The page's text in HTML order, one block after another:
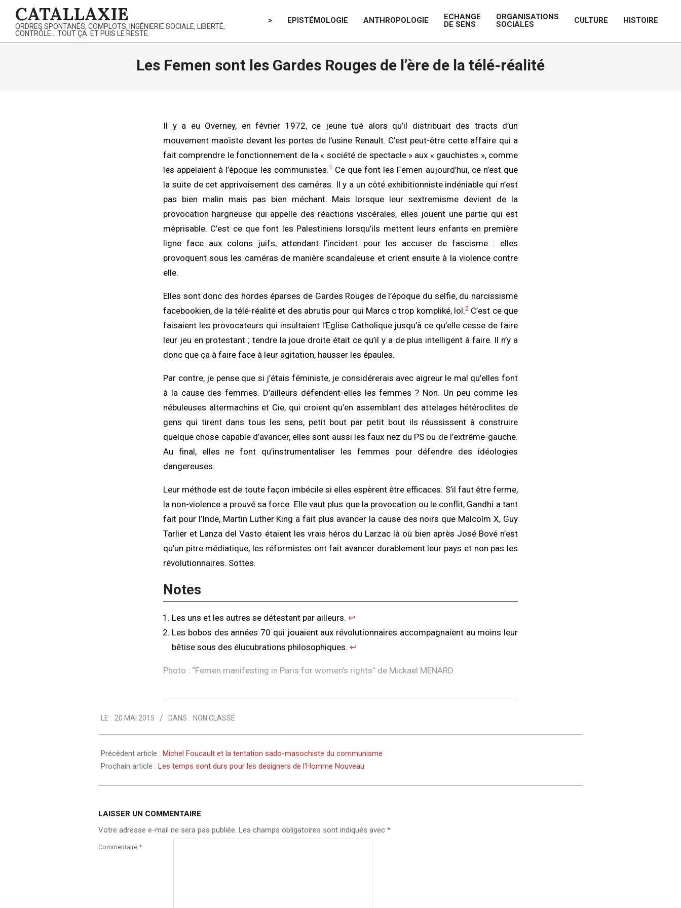
content
CATALLAXIE
ORDRES SPONTANÉS, COMPLOTS, INGÉNIERIE SOCIALE, LIBERTÉ,
CONTRÔLE… TOUT ÇA. ET PUIS LE RESTE.
> EPISTÉMOLOGIE ANTHROPOLOGIE
ECHANGE
DE SENS
ORGANISATIONS
SOCIALES
CULTURE HISTOIRE
Les Femen sont les Gardes Rouges de l’ère de la télé-réalité
Il y a eu Overney, en février 1972, ce jeune tué alors qu’il distribuait des tracts d’un
mouvement maoïste devant les portes de l’usine Renault. C’est peut-être cette affaire qui a
fait comprendre le fonctionnement de la « société de spectacle » aux « gauchistes », comme
les appelaient à l’époque les communistes.1 Ce que font les Femen aujourd’hui, ce n’est que
la suite de cet apprivoisement des caméras. Il y a un côté exhibitionniste indéniable qui n’est
pas bien malin mais pas bien méchant. Mais lorsque leur sextremisme devient de la
provocation hargneuse qui appelle des réactions viscérales, elles jouent une partie qui est
méprisable. C’est ce que font les Palestiniens lorsqu’ils mettent leurs enfants en première
ligne face aux colons juifs, attendant l’incident pour les accuser de fascisme : elles
provoquent sous les caméras de manière scandaleuse et crient ensuite à la violence contre
elle.
Elles sont donc des hordes éparses de Gardes Rouges de l’époque du selfie, du narcissisme
facebookien, de la télé-réalité et des abrutis pour qui Marcs c trop kompliké, lol.2 C’est ce que
faisaient les provocateurs qui insultaient l’Eglise Catholique jusqu’à ce qu’elle cesse de faire
leur jeu en protestant ; tendre la joue droite était ce qu’il y a de plus intelligent à faire. Il n’y a
donc que ça à faire face à leur agitation, hausser les épaules.
Par contre, je pense que si j’étais féministe, je considérerais avec aigreur le mal qu’elles font
à la cause des femmes. D’ailleurs défendent-elles les femmes ? Non. Un peu comme les
nébuleuses altermachins et Cie, qui croient qu’en assemblant des attelages hétéroclites de
gens qui tirent dans tous les sens, petit bout par petit bout ils réussissent à construire
quelque chose capable d’avancer, elles sont aussi les faux nez du PS ou de l’extrême-gauche.
Au final, elles ne font qu’instrumentaliser les femmes pour défendre des idéologies
dangereuses.
Leur méthode est de toute façon imbécile si elles espèrent être efficaces. S’il faut être ferme,
la non-violence a prouvé sa force. Elle vaut plus que la provocation ou le conflit, Gandhi a tant
fait pour l’Inde, Martin Luther King a fait plus avancer la cause des noirs que Malcolm X, Guy
Tarlier et Lanza del Vasto étaient les vrais héros du Larzac là où bien après José Bové n’est
qu’un pitre médiatique, les réformistes ont fait avancer durablement leur pays et non pas les
révolutionnaires. Sottes.
Notes
Les uns et les autres se détestant par ailleurs. ↩︎
Les bobos des années 70 qui jouaient aux révolutionnaires accompagnaient au moins leur
bêtise sous des élucubrations philosophiques. ↩︎
Photo : “Femen manifesting in Paris for women’s rights” de Mickael MENARD.
05-
20
LE : 20 MAI 2015 DANS : NON CLASSÉ
Précédent article :Michel Foucault et la tentation sado-masochiste du communisme
Prochain article :Les temps sont durs pour les designers de l’Homme Nouveau
LAISSER UN COMMENTAIRE
Votre adresse e-mail ne sera pas publiée. Les champs obligatoires sont indiqués avec*
Commentaire *